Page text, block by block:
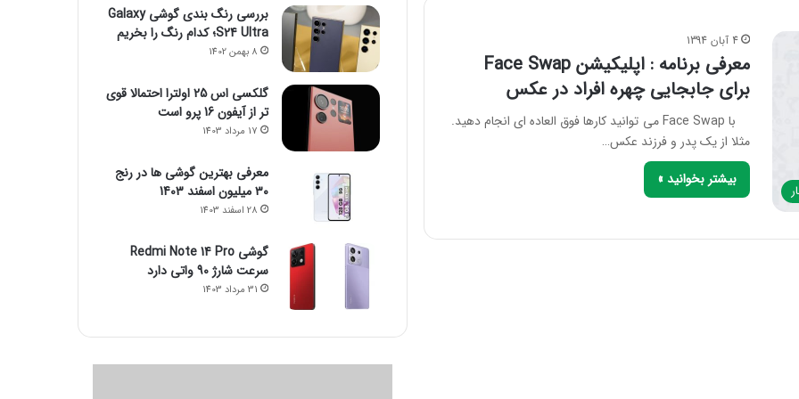
4 آبان 1394
معرفی برنامه : اپلیکیشن Face Swap
برای جابجایی چهره افراد در عکس
با Face Swap می توانید کارها فوق العاده ای انجام دهید.
مثلا از یک پدر و فرزند عکس…
بیشتر بخوانید »
بررسی رنگ بندی گوشی Galaxy
S24 Ultra؛ کدام رنگ را بخریم
8 بهمن 1402
گلکسی اس 25 اولترا احتمالا قوی
تر از آیفون 16 پرو است
17 مرداد 1403
معرفی بهترین گوشی ها در رنج
۳۰ میلیون اسفند 1403
28 اسفند 1403
گوشی Redmi Note 14 Pro
سرعت شارژ 90 واتی دارد
31 مرداد 1403